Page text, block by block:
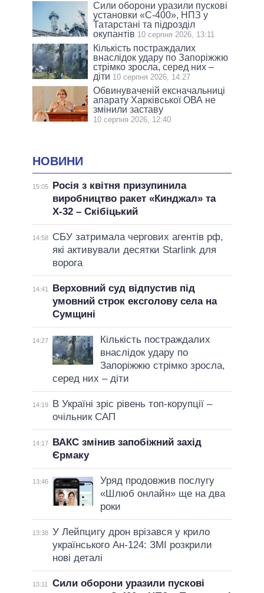
Сили оборони уразили пускові
установки «С-400», НПЗ у
Татарстані та підрозділ
окупантів 10 серпня 2026, 13:11
Кількість постраждалих
внаслідок удару по Запоріжжю
стрімко зросла, серед них –
діти 10 серпня 2026, 14:27
Обвинуваченій ексначальниці
апарату Харківської ОВА не
змінили заставу
10 серпня 2026, 12:40
НОВИНИ
15:05
Росія з квітня призупинила
виробництво ракет «Кинджал» та
Х-32 – Скібіцький
14:58
СБУ затримала чергових агентів рф,
які активували десятки Starlink для
ворога
14:41
Верховний суд відпустив під
умовний строк ексголову села на
Сумщині
14:27
Кількість постраждалих
внаслідок удару по
Запоріжжю стрімко зросла,
серед них – діти
14:19
В Україні зріс рівень топ-корупції –
очільник САП
14:17
ВАКС змінив запобіжний захід
Єрмаку
13:46
Уряд продовжив послугу
«Шлюб онлайн» ще на два
роки
13:38 У Лейпцигу дрон врізався у крило
українського Ан-124: ЗМІ розкрили
нові деталі
13:11
Сили оборони уразили пускові